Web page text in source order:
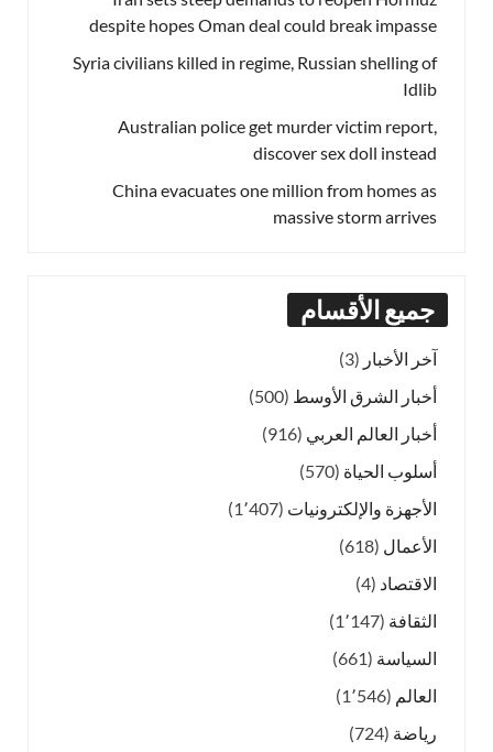
despite hopes Oman deal could break impasse
Syria civilians killed in regime, Russian shelling of
Idlib
Australian police get murder victim report,
discover sex doll instead
China evacuates one million from homes as
massive storm arrives
جميع الأقسام
آخر الأخبار (3)
أخبار الشرق الأوسط (500)
أخبار العالم العربي (916)
أسلوب الحياة (570)
الأجهزة والإلكترونيات (1٬407)
الأعمال (618)
الاقتصاد (4)
الثقافة (1٬147)
السياسة (661)
العالم (1٬546)
رياضة (724)